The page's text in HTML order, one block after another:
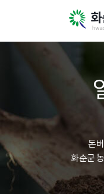
돈
화순군